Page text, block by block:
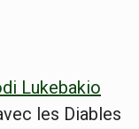
Lukebakio
les Diables